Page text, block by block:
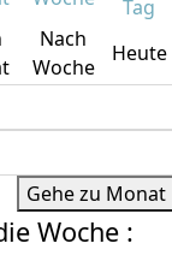
Nach
Woche
Heute
Gehe zu Monat
Woche :